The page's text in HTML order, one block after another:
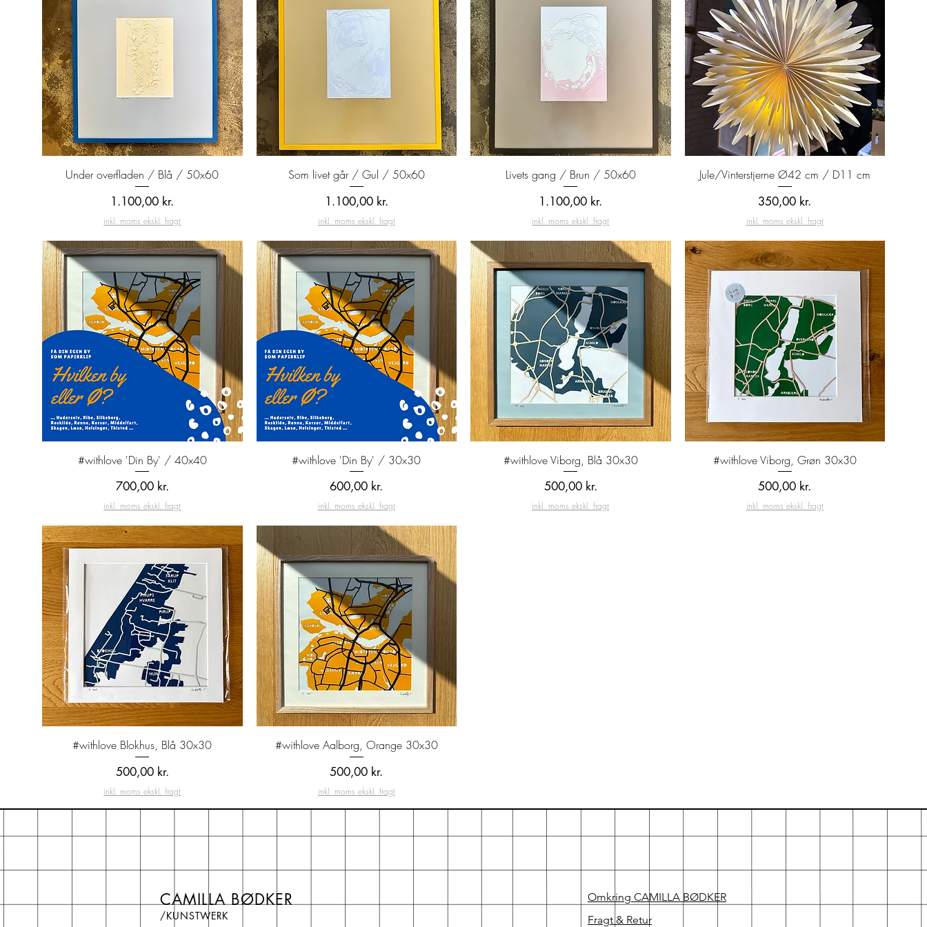
Hurtigvisning
Under overfladen / Blå / 50x60
Pris
1.100,00 kr.
inkl. moms ekskl. fragt
Hurtigvisning
Som livet går / Gul / 50x60
Pris
1.100,00 kr.
inkl. moms ekskl. fragt
Hurtigvisning
Livets gang / Brun / 50x60
Pris
1.100,00 kr.
inkl. moms ekskl. fragt
Hurtigvisning
Jule/Vinterstjerne Ø42 cm / D11 cm
Pris
350,00 kr.
inkl. moms ekskl. fragt
Hurtigvisning
#withlove 'Din By' / 40x40
Pris
700,00 kr.
inkl. moms ekskl. fragt
Hurtigvisning
#withlove 'Din By' / 30x30
Pris
600,00 kr.
inkl. moms ekskl. fragt
Hurtigvisning
#withlove Viborg, Blå 30x30
Pris
500,00 kr.
inkl. moms ekskl. fragt
Hurtigvisning
#withlove Viborg, Grøn 30x30
Pris
500,00 kr.
inkl. moms ekskl. fragt
Hurtigvisning
#withlove Blokhus, Blå 30x30
Pris
500,00 kr.
inkl. moms ekskl. fragt
Hurtigvisning
#withlove Aalborg, Orange 30x30
Pris
500,00 kr.
inkl. moms ekskl. fragt
CAMILLA BØDKER
/KUNSTWERK
Omkring CAMILLA BØDKER
Fragt & Retur